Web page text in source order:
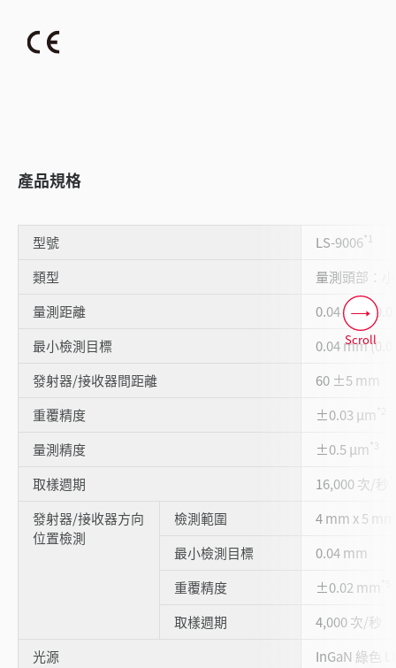
產品規格
型號 LS-9006*1
類型
量測頭部：
量測距離
0.04 mm
最小檢測目標
0.04 mm
發射器/接收器間距離
60 ±5 mm
重覆精度
±0.03 µm
量測精度 ±0.5 µm *3
取樣週期 16,000 次/秒
發射器/接收器方向
位置檢測
檢測範圍
4 mm x 5 mm
最小檢測目標
0.04 mm
重覆精度
±0.02 mm
取樣週期
4,000 次/秒
光源
InGaN 綠色
Scroll